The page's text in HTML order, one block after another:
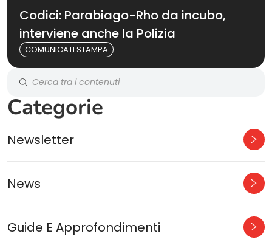
Codici: Parabiago-Rho da incubo,
interviene anche la Polizia
COMUNICATI STAMPA
Categorie
Newsletter
News
Guide E Approfondimenti